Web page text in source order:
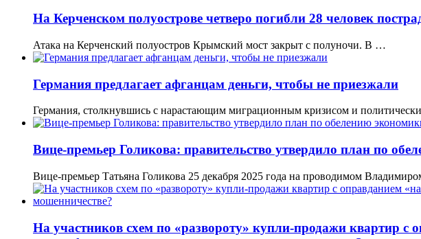
На Керченском полуострове четверо погибли 28 человек
Атака на Керченский полуостров Крымский мост закрыт с полуночи. В …
Германия предлагает афганцам деньги, чтобы не приезжали
Германия, столкнувшись с нарастающим миграционным кризисом и
Вице-премьер Голикова: правительство утвердило план по
Вице-премьер Татьяна Голикова 25 декабря 2025 года на проводимом
На участников схем по «развороту» купли-продажи квартир с